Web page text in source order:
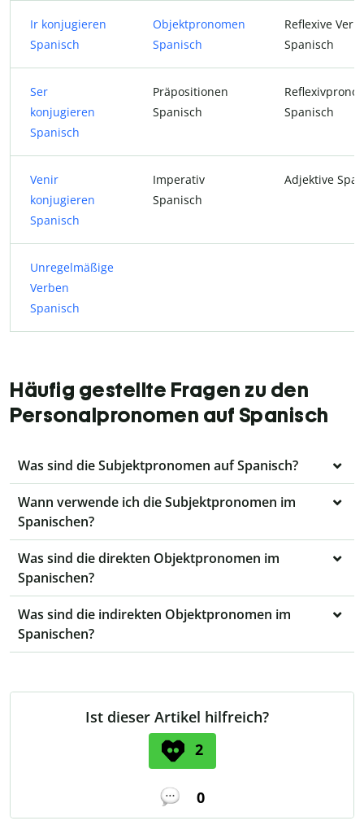
Ir konjugieren
Spanisch
Objektpronomen
Spanisch
Reflexive
Spanisch
Ser
konjugieren
Spanisch
Präpositionen
Spanisch
Spanisch
Venir
konjugieren
Spanisch
Imperativ
Spanisch
Adjektive
Unregelmäßige
Verben
Spanisch
Häufig gestellte Fragen zu den
Personalpronomen auf Spanisch
Was sind die Subjektpronomen auf Spanisch?
Wann verwende ich die Subjektpronomen im
Spanischen?
Was sind die direkten Objektpronomen im
Spanischen?
Was sind die indirekten Objektpronomen im
Spanischen?
Ist dieser Artikel hilfreich?
2
0